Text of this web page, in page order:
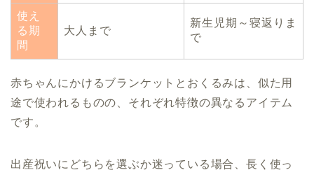
使え
る期
間
大人まで
新生児期～寝返りま
で
赤ちゃんにかけるブランケットとおくるみは、似た用
途で使われるものの、それぞれ特徴の異なるアイテム
です。
出産祝いにどちらを選ぶか迷っている場合、長く使っ